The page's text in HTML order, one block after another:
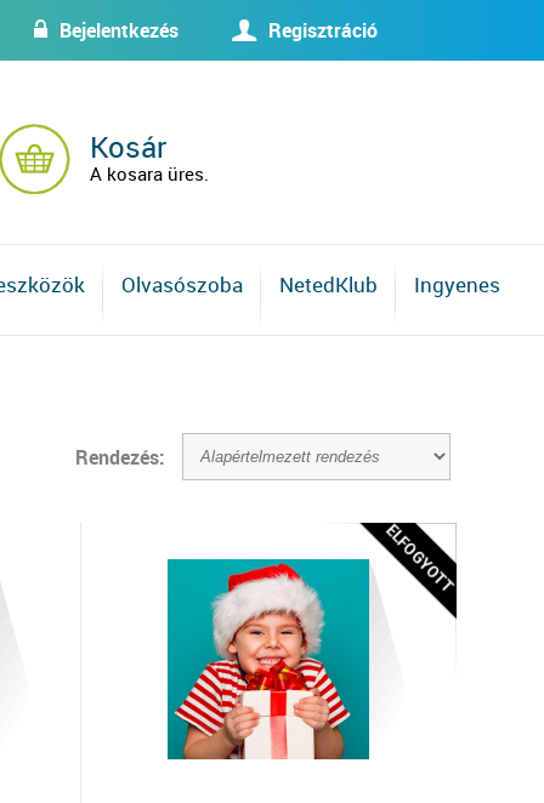
w Bejelentkezés U Regisztráció
Kosár
A kosara üres.
Olvasószoba NetedKlub Ingyenes
Rendezés: